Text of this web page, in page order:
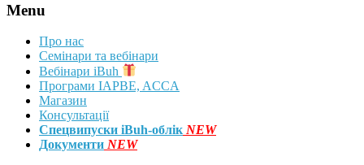
Menu
Про нас
Семінари та вебінари
Вебінари iBuh
Програми IAPBE, ACCA
Магазин
Консультації
Спецвипуски iBuh-облік NEW
Документи NEW